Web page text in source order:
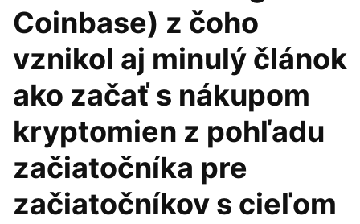
Coinbase) z čoho
vznikol aj minulý článok
ako začať s nákupom
kryptomien z pohľadu
začiatočníka pre
začiatočníkov s cieľom